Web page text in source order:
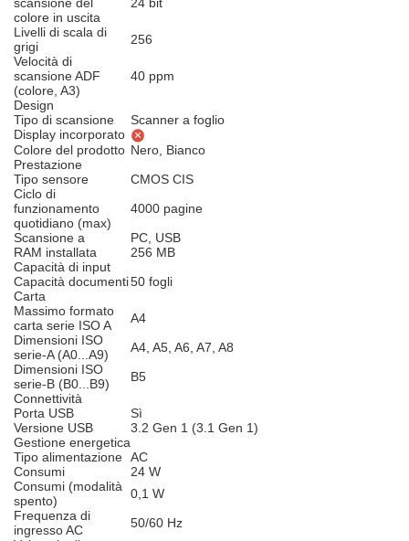
colore in uscita
Livelli di scala di
grigi
256
Velocità di
scansione ADF
(colore, A3)
40 ppm
Design
Tipo di scansione
Scanner a foglio
Display incorporato
Colore del prodotto Nero, Bianco
Prestazione
Tipo sensore
CMOS CIS
Ciclo di
funzionamento
quotidiano (max)
4000 pagine
Scansione a
PC, USB
RAM installata
256 MB
Capacità di input
Capacità documenti50 fogli
Carta
Massimo formato
carta serie ISO A
A4
Dimensioni ISO
serie-A (A0...A9)
A4, A5, A6, A7, A8
Dimensioni ISO
serie-B (B0...B9)
B5
Connettività
Porta USB
Sì
Versione USB
3.2 Gen 1 (3.1 Gen 1)
Gestione energetica
Tipo alimentazione AC
Consumi
24 W
Consumi (modalità
spento)
0,1 W
Frequenza di
ingresso AC
50/60 Hz